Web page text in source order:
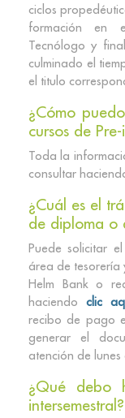
ciclos
formación en
Tecnólogo y
culminado el
el titulo
¿Cómo
cursos de
Toda la
consultar
¿Cuál es el
de diploma o
Puede solicitar
área de tesorería
Helm Bank o
haciendo clic
recibo de pago
generar el
atención de
¿Qué debo
intersemestral?